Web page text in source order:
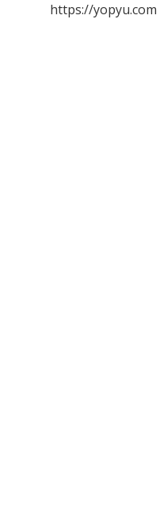
https://yopyu.com